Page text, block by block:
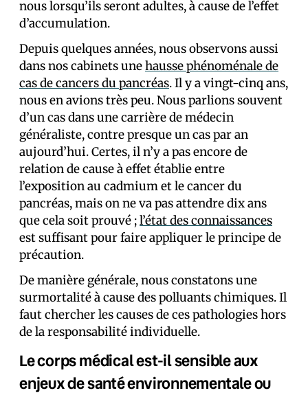
nous lorsqu’ils seront adultes, à cause de l’effet
d’accumulation.
Depuis quelques années, nous observons aussi
dans nos cabinets unehausse phénoménale de
cas de cancers du pancréas. Il y a vingt-cinq ans,
nous en avions très peu. Nous parlions souvent
d’un cas dans une carrière de médecin
généraliste, contre presque un cas par an
aujourd’hui. Certes, il n’y a pas encore de
relation de cause à effet établie entre
l’exposition au cadmium et le cancer du
pancréas, mais on ne va pas attendre dix ans
que cela soit prouvé ;l’état des connaissances
est suffisant pour faire appliquer le principe de
précaution.
De manière générale, nous constatons une
surmortalité à cause des polluants chimiques. Il
faut chercher les causes de ces pathologies hors
de la responsabilité individuelle.
Le corps médical est-il sensible aux
enjeux de santé environnementale ou